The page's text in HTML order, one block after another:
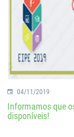
04/11/2019
Informamos que
disponíveis!